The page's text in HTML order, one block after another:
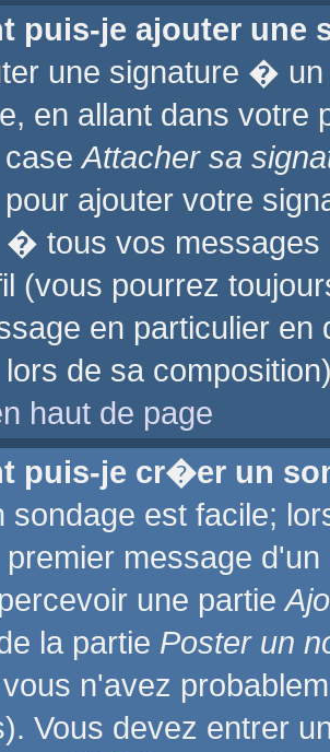
puis-je ajouter une
une signature �
en allant dans
caseAttacher sa
ajouter votre
� tous vos
(vous pourrez
en particulier
de sa
haut de page
puis-je cr�er un
est facile;
message
une partie
la partie Poster un
n'avez
Vous devez entrer